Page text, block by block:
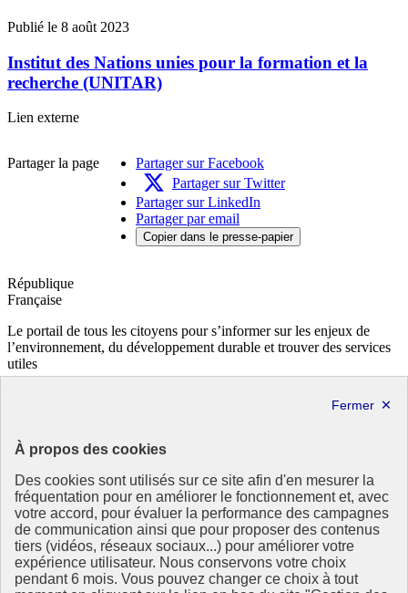
À propos des cookies
Des cookies sont utilisés sur ce site afin d'en mesurer la
fréquentation pour en améliorer le fonctionnement et, avec
votre accord, pour évaluer la performance des campagnes
de communication ainsi que pour proposer des contenus
tiers (vidéos, réseaux sociaux...) pour améliorer votre
expérience utilisateur. Nous conservons votre choix
pendant 6 mois. Vous pouvez changer ce choix à tout
Publié le 8 août 2023
Institut des Nations unies pour la formation et la
recherche (UNITAR)
Institut
unies
(UNITAR)
-
fenêtre
Lien externe
Partager la page
Partager sur Facebook
Partager sur Twitter
Partager sur LinkedIn
Partager par email
Copier dans le presse-papier
République
Française
Le portail de tous les citoyens pour s’informer sur les enjeux de
l’environnement, du développement durable et trouver des services
utiles
data.gouv.fr- ouvre une nouvelle fenêtre
Partenaire